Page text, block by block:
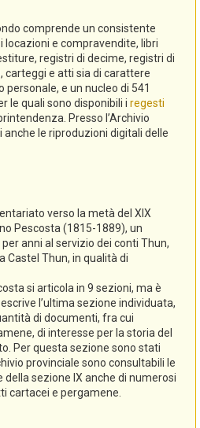
comprende un consistente
e compravendite, libri
registri di decime, registri di
carteggi e atti sia di carattere
e un nucleo di 541
le quali sono disponibili i regesti
Presso l’Archivio
le riproduzioni digitali delle
verso la metà del XIX
Pescosta (1815-1889), un
anni al servizio dei conti Thun,
Castel Thun, in qualità di
si articola in 9 sezioni, ma è
l’ultima sezione individuata,
di documenti, fra cui
di interesse per la storia del
Per questa sezione sono stati
provinciale sono consultabili le
sezione IX anche di numerosi
cartacei e pergamene.